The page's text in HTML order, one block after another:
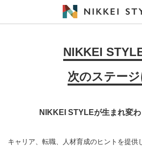
NIKKEI
次のステージ
NIKKEI STYLEが生まれ変わ
キャリア、転職、人材育成のヒントを提供